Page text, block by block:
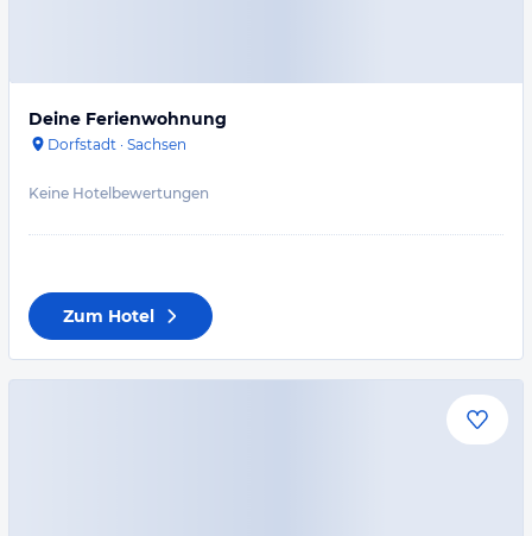
Deine Ferienwohnung
Dorfstadt · Sachsen
Keine Hotelbewertungen
Zum Hotel